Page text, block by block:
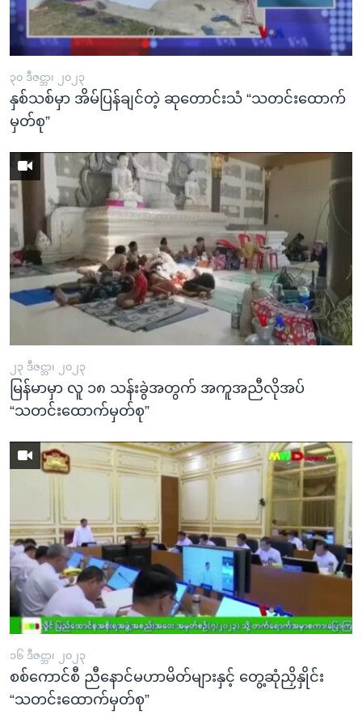
၃၀ ဒီဇင္ဘာ၊ ၂၀၂၃
နှစ်သစ်မှာ အိမ်ပြန်ချင်တဲ့ ဆုတောင်းသံ “သတင်းထောက်
မှတ်စု”
၂၃ ဒီဇင္ဘာ၊ ၂၀၂၃
မြန်မာမှာ လူ ၁၈ သန်းခွဲအတွက် အကူအညီလိုအပ်
“သတင်းထောက်မှတ်စု”
၁၆ ဒီဇင္ဘာ၊ ၂၀၂၃
စစ်ကောင်စီ ညီနောင်မဟာမိတ်များနှင့် တွေ့ဆုံညှိနှိုင်း
“သတင်းထောက်မှတ်စု”